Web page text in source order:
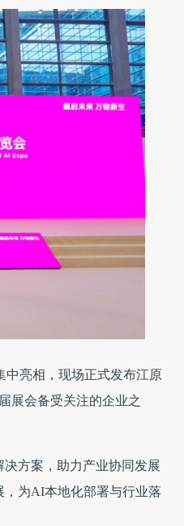
亮相，现场正式发布江原
展会备受关注的企业之
方案，助力产业协同发展
为AI本地化部署与行业落